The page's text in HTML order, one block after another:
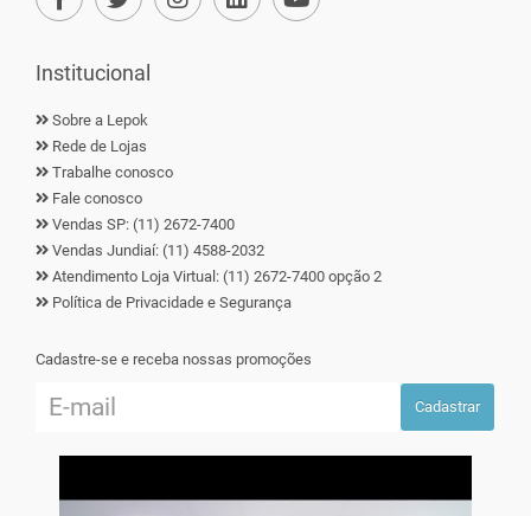
Institucional
Sobre a Lepok
Rede de Lojas
Trabalhe conosco
Fale conosco
Vendas SP: (11) 2672-7400
Vendas Jundiaí: (11) 4588-2032
Atendimento Loja Virtual: (11) 2672-7400 opção 2
Política de Privacidade e Segurança
Cadastre-se e receba nossas promoções
Cadastrar